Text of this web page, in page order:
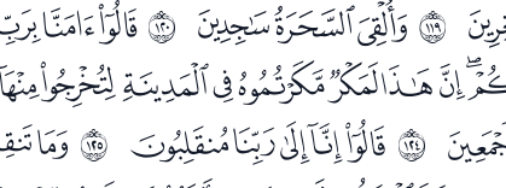
ﱶﰄﰅﰆ ﱷ
ﱻ ﭹﭺﭻﭼﭽ ﱼ